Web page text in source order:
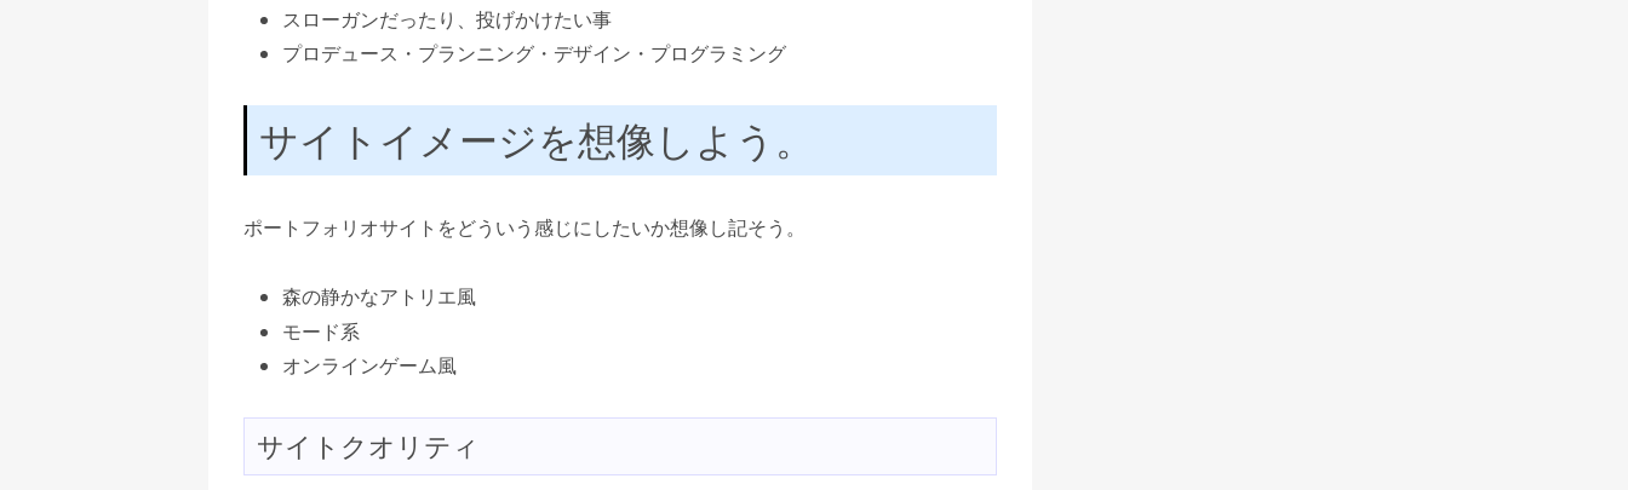
スローガンだったり、投げかけたい事
プロデュース・プランニング・デザイン・プログラミング
サイトイメージを想像しよう。
ポートフォリオサイトをどういう感じにしたいか想像し記そう。
森の静かなアトリエ風
モード系
オンラインゲーム風
サイトクオリティ